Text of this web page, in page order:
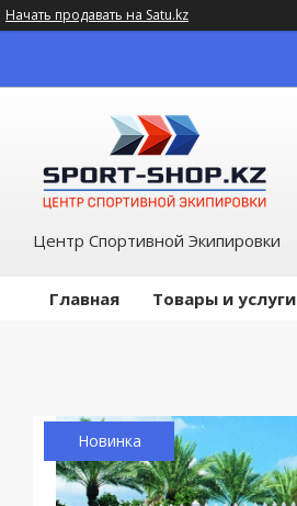
Начать продавать на Satu.kz
Центр Спортивной Экипировки
Главная Товары и услуги
Новинка